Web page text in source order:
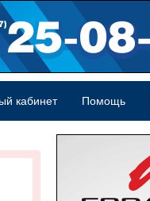
кабинет Помощь